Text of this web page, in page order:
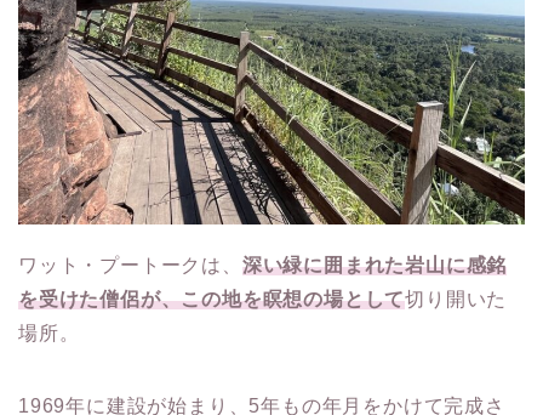
ワット・プートークは、 深い緑に囲まれた岩山に感銘
を受けた僧侶が、この地を瞑想の場として切り開いた
場所。
1969年に建設が始まり、5年もの年月をかけて完成さ